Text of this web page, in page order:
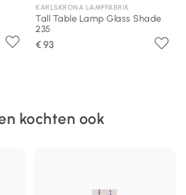
KARLSKRONA LAMPFABRIK
Tall Table Lamp Glass Shade
235
€ 93
kochten ook